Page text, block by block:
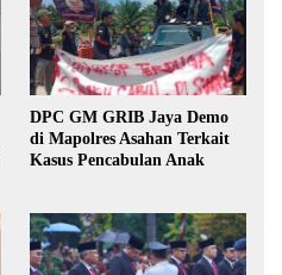
DPC GM GRIB Jaya Demo
di Mapolres Asahan Terkait
Kasus Pencabulan Anak